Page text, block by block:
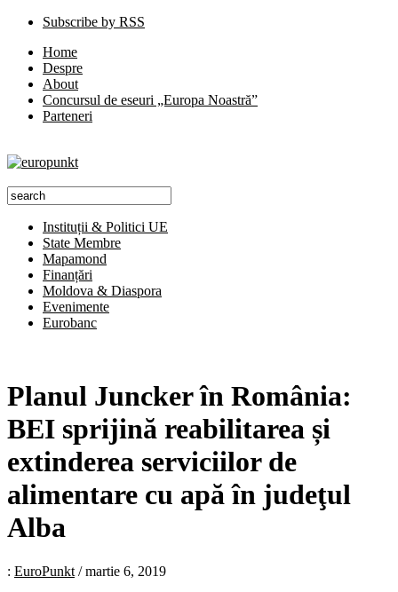
Subscribe by RSS
Home
Despre
About
Concursul de eseuri „Europa Noastră”
Parteneri
Instituții & Politici UE
State Membre
Mapamond
Finanțări
Moldova & Diaspora
Evenimente
Eurobanc
Planul Juncker în România:
BEI sprijină reabilitarea și
extinderea serviciilor de
alimentare cu apă în judeţul
Alba
: EuroPunkt /martie 6, 2019